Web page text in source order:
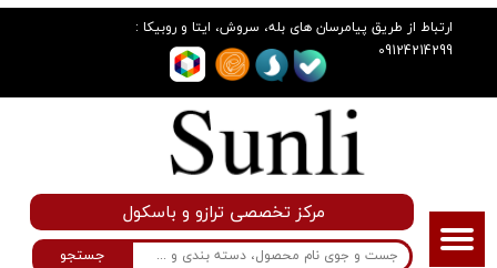
ارتباط از طریق پیامرسان های بله، سروش، ایتا و روبیکا :
09124214299
جستجو
مرکز تخصصی ترازو و باسکول